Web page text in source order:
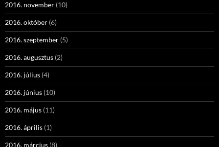
2016. november (10)
2016. október (6)
2016. szeptember (5)
2016. augusztus (2)
2016. július (4)
2016. június (10)
2016. május (11)
2016. április (1)
2016. március (8)